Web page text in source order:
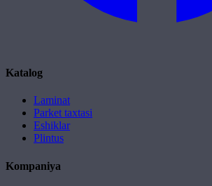
Katalog
Laminat
Parket taxtasi
Eshiklar
Plintus
Kompaniya